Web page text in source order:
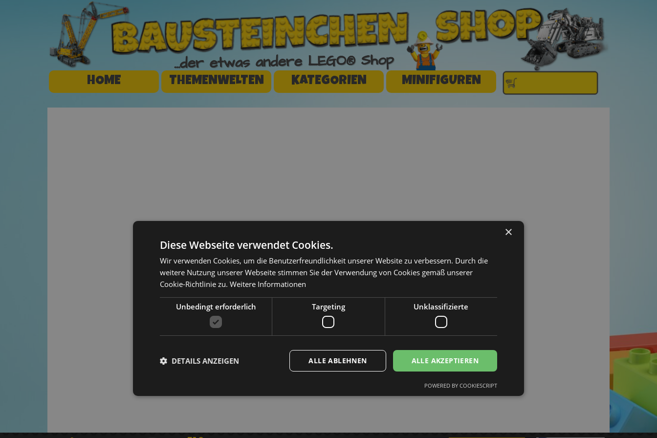
HOME THEMENWELTEN KATEGORIEN MINIFIGUREN
...der etwas andere LEGO® Shop
×
Diese Webseite verwendet Cookies.
Wir verwenden Cookies, um die Benutzerfreundlichkeit unserer Website zu verbessern. Durch die
weitere Nutzung unserer Webseite stimmen Sie der Verwendung von Cookies gemäß unserer
Cookie-Richtlinie zu. Weitere Informationen
Unbedingt erforderlich Targeting Unklassifizierte
ALLE AKZEPTIEREN
ALLE ABLEHNEN
DETAILS ANZEIGEN
POWERED BY COOKIESCRIPT